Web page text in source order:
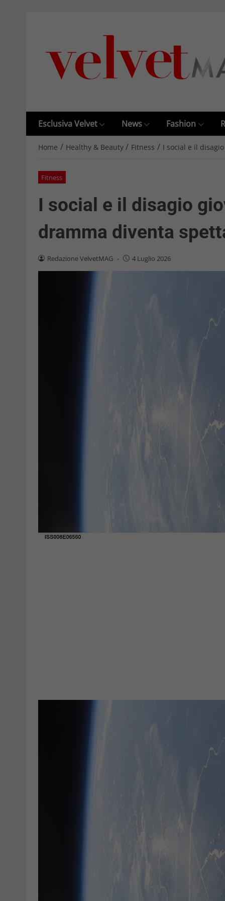
Esclusiva Velvet News Fashion
Home / Healthy & Beauty / Fitness / I social e il
Fitness
I social e il disagio
dramma diventa
Redazione VelvetMAG - 4 Luglio 2026